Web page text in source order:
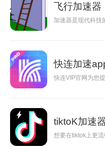
飞行加速器
加速器是现代科技
快连加速
快连VIP官网为您
tiktoK加速
想要在tiktok上更